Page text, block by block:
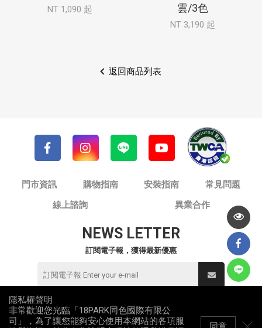
NT 1,090 起
雲/3色
NT 3,190 起
返回商品列表
門市資訊 購物指南 安裝指南
常見問題
線上諮詢
異業合作
NEWS LETTER
訂閱電子報，獲得最新優惠
© 同色國際有限公司 / 18PARK流行燈飾傢飾
統一編號：82953912
隱私權聲明
非常歡迎您光臨「18PARK同色國際有限公
司」，為了讓您能夠安心使用本網站的各項服